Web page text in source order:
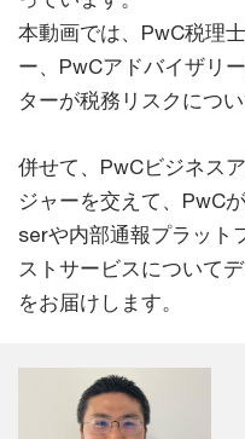
本動画では、PwC税理
ー、PwCアドバイザリ
ターが税務リスクについ
併せて、PwCビジネス
ジャーを交えて、PwC
serや内部通報プラット
ストサービスについて
をお届けします。